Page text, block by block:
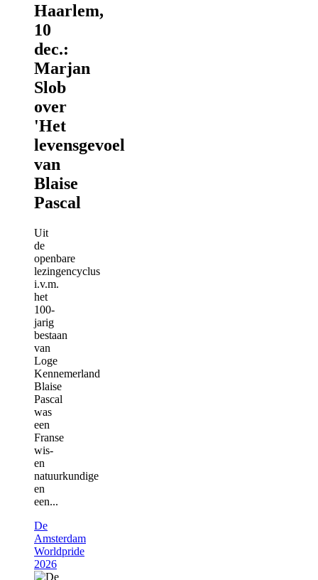
Haarlem,
10
dec.:
Marjan
Slob
over
'Het
levensgevoel
van
Blaise
Pascal
Uit
de
openbare
lezingencyclus
i.v.m.
het
100-
jarig
bestaan
van
Loge
Kennemerland
Blaise
Pascal
was
een
Franse
wis-
en
natuurkundige
en
een...
De
Amsterdam
Worldpride
2026